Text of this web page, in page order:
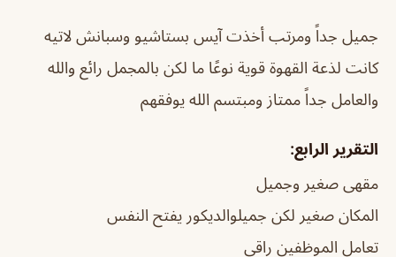
جميل جداً ومرتب أخذت آيس بستاشيو وسبانش لاتيه
كانت لذعة القهوة قوية نوعًا ما لكن بالمجمل رائع والله
والعامل جداً ممتاز ومبتسم الله يوفقهم
التقرير الرابع:
مقهى صغير وجميل
المكان صغير لكن جميلوالديكور يفتح النفس
تعامل الموظفين راقي